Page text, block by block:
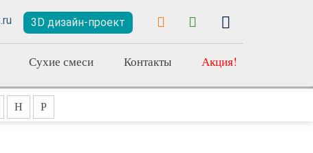
3D дизайн-проект
Сухие смеси Контакты Акция!
Н Р